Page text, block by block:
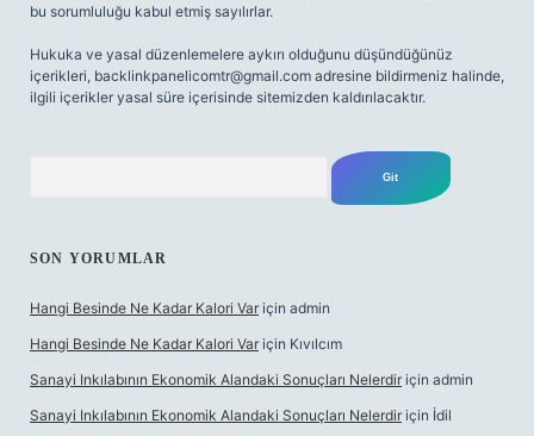
bu sorumluluğu kabul etmiş sayılırlar.
Hukuka ve yasal düzenlemelere aykırı olduğunu düşündüğünüz
içerikleri, backlinkpanelicomtr@gmail.com adresine bildirmeniz halinde,
ilgili içerikler yasal süre içerisinde sitemizden kaldırılacaktır.
SON YORUMLAR
Hangi Besinde Ne Kadar Kalori Var için admin
Hangi Besinde Ne Kadar Kalori Var için Kıvılcım
Sanayi Inkılabının Ekonomik Alandaki Sonuçları Nelerdir için admin
Sanayi Inkılabının Ekonomik Alandaki Sonuçları Nelerdir için İdil